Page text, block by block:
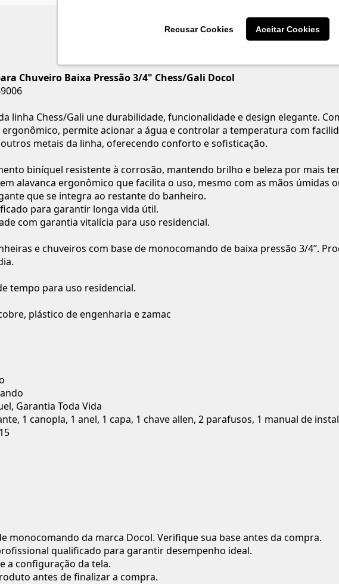
Recusar Cookies Aceitar Cookies
Chuveiro Baixa Pressão 3/4" Chess/Gali Docol
linha Chess/Gali une durabilidade, funcionalidade e design elegante.
permite acionar a água e controlar a temperatura com
metais da linha, oferecendo conforto e sofisticação.
biníquel resistente à corrosão, mantendo brilho e beleza por mais
alavanca ergonômico que facilita o uso, mesmo com as mãos úmidas
que se integra ao restante do banheiro.
para garantir longa vida útil.
com garantia vitalícia para uso residencial.
e chuveiros com base de monocomando de baixa pressão 3/4”.
tempo para uso residencial.
plástico de engenharia e zamac
Garantia Toda Vida
1 canopla, 1 anel, 1 capa, 1 chave allen, 2 parafusos, 1 manual de
monocomando da marca Docol. Verifique sua base antes da compra.
qualificado para garantir desempenho ideal.
a configuração da tela.
antes de finalizar a compra.